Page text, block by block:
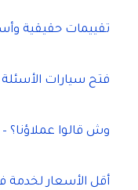
تقييمات حقيقية
فتح سيارات
وش قالوا عملاؤنا؟ –
أقل الأسعار